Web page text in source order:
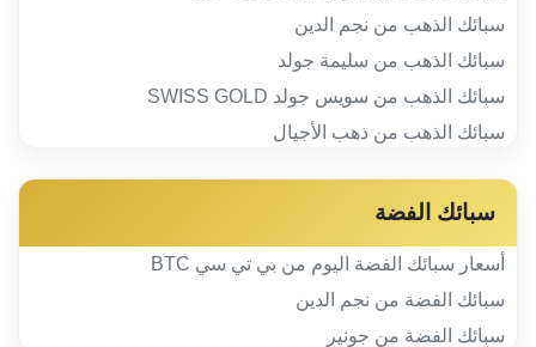
سبائك الذهب من نجم الدين
سبائك الذهب من سليمة جولد
سبائك الذهب من سويس جولد SWISS GOLD
سبائك الذهب من ذهب الأجيال
سبائك الفضة
أسعار سبائك الفضة اليوم من بي تي سي BTC
سبائك الفضة من نجم الدين
سبائك الفضة من جونير